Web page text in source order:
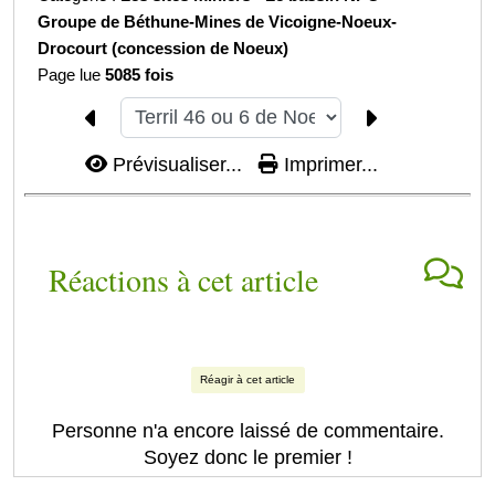
Groupe de Béthune-Mines de Vicoigne-Noeux-
Drocourt (concession de Noeux)
Page lue5085 fois
Prévisualiser... Imprimer...
Réactions à cet article
Réagir à cet article
Personne n'a encore laissé de commentaire.
Soyez donc le premier !